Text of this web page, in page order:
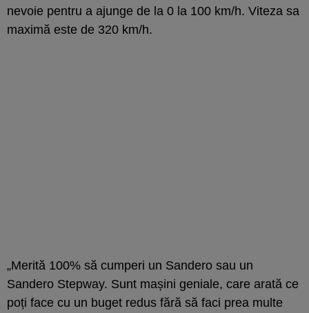
nevoie pentru a ajunge de la 0 la 100 km/h. Viteza sa
maximă este de 320 km/h.
„Merită 100% să cumperi un Sandero sau un
Sandero Stepway. Sunt mașini geniale, care arată ce
poți face cu un buget redus fără să faci prea multe